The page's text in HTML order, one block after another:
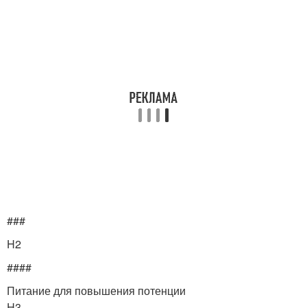
###
H2
####
Питание для повышения потенции